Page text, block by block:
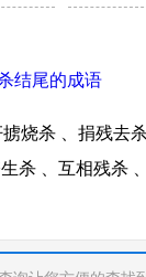
结尾的成语
烧杀 、捐残去
杀 、互相残杀